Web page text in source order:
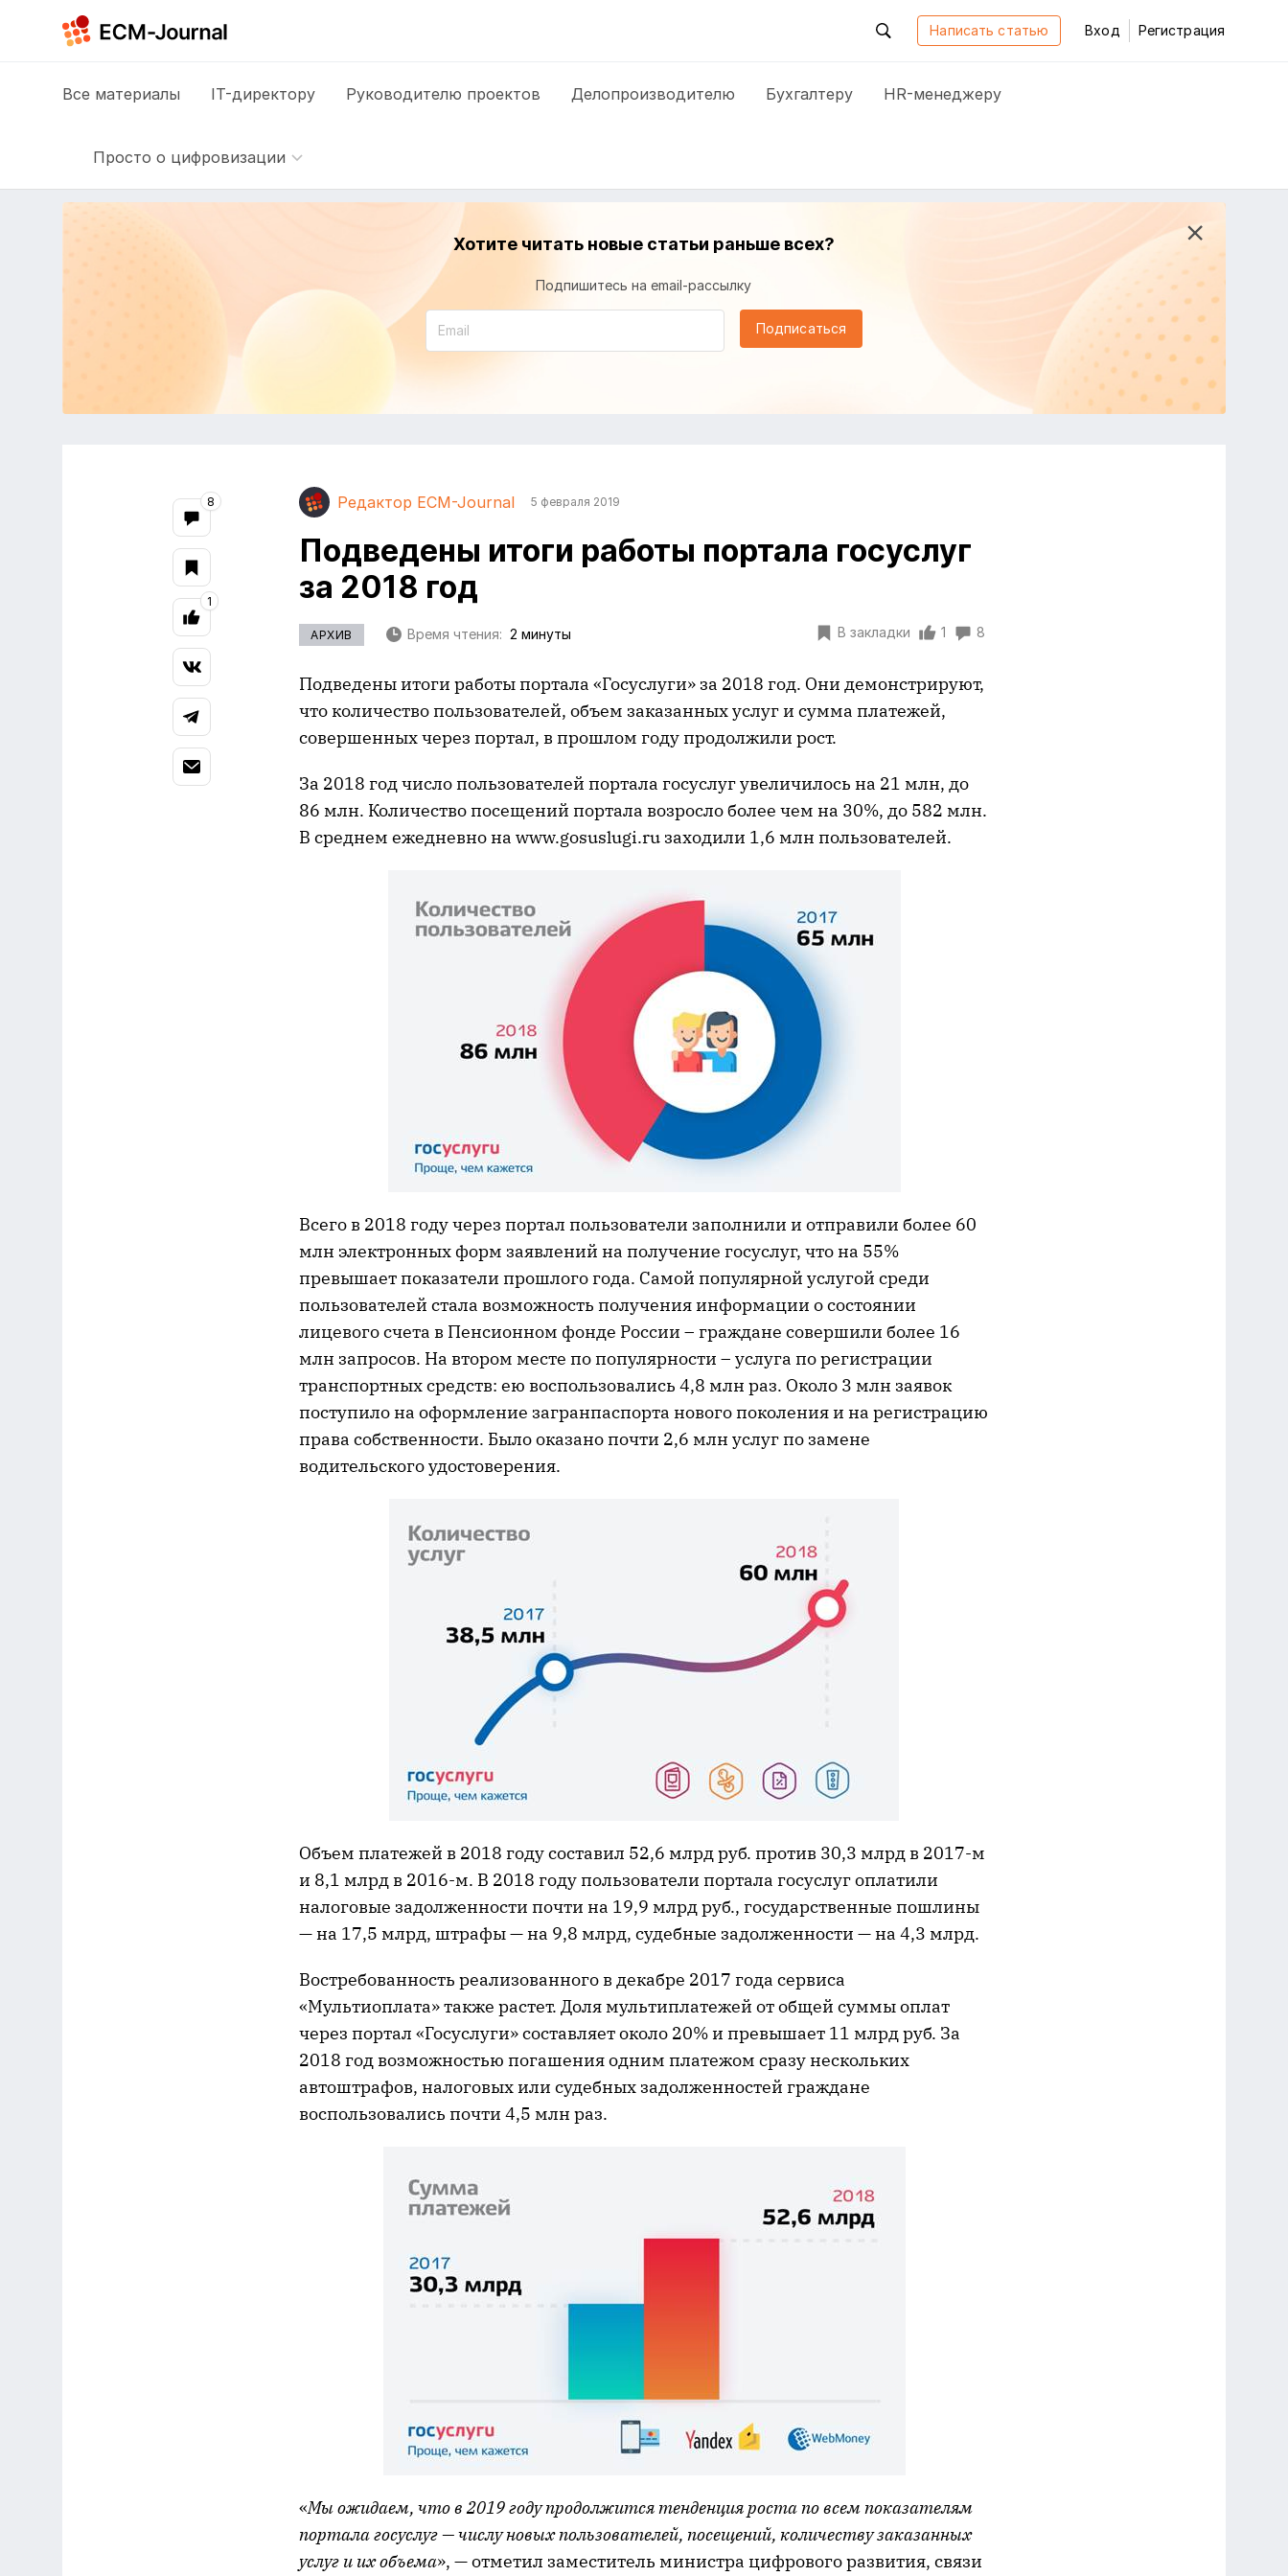
Написать статью Вход Регистрация
Все материалы IT-директору Руководителю проектов Делопроизводителю Бухгалтеру HR-менеджеру
Просто о цифровизации
Хотите читать новые статьи раньше всех?
Подпишитесь на email-рассылку
Подписаться
Редактор ECM-Journal 5 февраля 2019
Подведены итоги работы портала госуслуг
за 2018 год
АРХИВ Время чтения: 2 минуты В закладки 1 8
Подведены итоги работы портала «Госуслуги» за 2018 год. Они демонстрируют,
что количество пользователей, объем заказанных услуг и сумма платежей,
совершенных через портал, в прошлом году продолжили рост.
За 2018 год число пользователей портала госуслуг увеличилось на 21 млн, до
86 млн. Количество посещений портала возросло более чем на 30%, до 582 млн.
В среднем ежедневно на www.gosuslugi.ru заходили 1,6 млн пользователей.
Всего в 2018 году через портал пользователи заполнили и отправили более 60
млн электронных форм заявлений на получение госуслуг, что на 55%
превышает показатели прошлого года. Самой популярной услугой среди
пользователей стала возможность получения информации о состоянии
лицевого счета в Пенсионном фонде России – граждане совершили более 16
млн запросов. На втором месте по популярности – услуга по регистрации
транспортных средств: ею воспользовались 4,8 млн раз. Около 3 млн заявок
поступило на оформление загранпаспорта нового поколения и на регистрацию
права собственности. Было оказано почти 2,6 млн услуг по замене
водительского удостоверения.
Объем платежей в 2018 году составил 52,6 млрд руб. против 30,3 млрд в 2017-м
и 8,1 млрд в 2016-м. В 2018 году пользователи портала госуслуг оплатили
налоговые задолженности почти на 19,9 млрд руб., государственные пошлины
— на 17,5 млрд, штрафы — на 9,8 млрд, судебные задолженности — на 4,3 млрд.
Востребованность реализованного в декабре 2017 года сервиса
«Мультиоплата» также растет. Доля мультиплатежей от общей суммы оплат
через портал «Госуслуги» составляет около 20% и превышает 11 млрд руб. За
2018 год возможностью погашения одним платежом сразу нескольких
автоштрафов, налоговых или судебных задолженностей граждане
воспользовались почти 4,5 млн раз.
«Мы ожидаем, что в 2019 году продолжится тенденция роста по всем показателям
портала госуслуг — числу новых пользователей, посещений, количеству заказанных
услуг и их объема», — отметил заместитель министра цифрового развития, связи
8
1